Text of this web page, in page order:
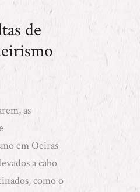
de
as
em Oeiras
a cabo
como o